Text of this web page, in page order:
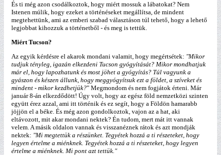
És ti még azon csodálkoztok, hogy miért mossuk a lábatokat? Nem
Istenen múlik, hogy ezeket a történéseket megállítsa, de mindent
megtehettünk, ami az emberi szabad választáson túl tehető, hogy a lehető
legjobbat kihozzuk a történetből - és meg is tettük.
Miért Tucson?
Az egyik kérdésre el akarok mondani valamit, hogy megértsétek: "Mikor
tudjuk tényleg, igazán elkezdeni Tucson gyógyítását? Mikor mondhatjuk
már el, hogy lapozhatunk és most jöhet a gyógyítás? Túl vagyunk a
gyászon és készen állunk, hogy meggyógyítsuk ezt a földet, a szíveket és
mindent - mikor kezdhetjük?" Megmondom és nem fogjátok érteni. Már
január 8-án elkezdődött! Úgy volt, hogy az egész föld nemzetközi szinten
együtt érez azzal, ami itt történik és ez segít, hogy a Földön hamarabb
jöjjön el a béke. És még azon gondolkoztok, vajon az a hat, aki
eltávozott, mit akar mondani nektek? Én tudom, mert mát itt vannak
velem. A másik oldalon vannak és visszanéznek rátok és azt mondják
nektek: "Mi megtettük a részünket. Tegyétek hozzá a ti részeteket, hogy
legyen értelme a miénknek. Tegyétek hozzá a ti részeteket, hogy legyen
értelme a miénknek. Mi pont azt tettük."